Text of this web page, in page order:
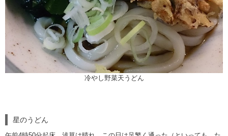
冷やし野菜天うどん
星のうどん